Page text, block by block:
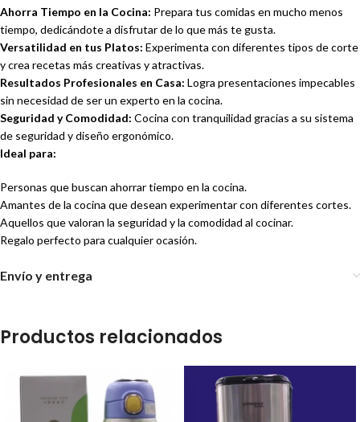
Ahorra Tiempo en la Cocina: Prepara tus comidas en mucho menos
tiempo, dedicándote a disfrutar de lo que más te gusta.
Versatilidad en tus Platos: Experimenta con diferentes tipos de corte
y crea recetas más creativas y atractivas.
Resultados Profesionales en Casa: Logra presentaciones impecables
sin necesidad de ser un experto en la cocina.
Seguridad y Comodidad: Cocina con tranquilidad gracias a su sistema
de seguridad y diseño ergonómico.
Ideal para:
Personas que buscan ahorrar tiempo en la cocina.
Amantes de la cocina que desean experimentar con diferentes cortes.
Aquellos que valoran la seguridad y la comodidad al cocinar.
Regalo perfecto para cualquier ocasión.
Envío y entrega
Productos relacionados